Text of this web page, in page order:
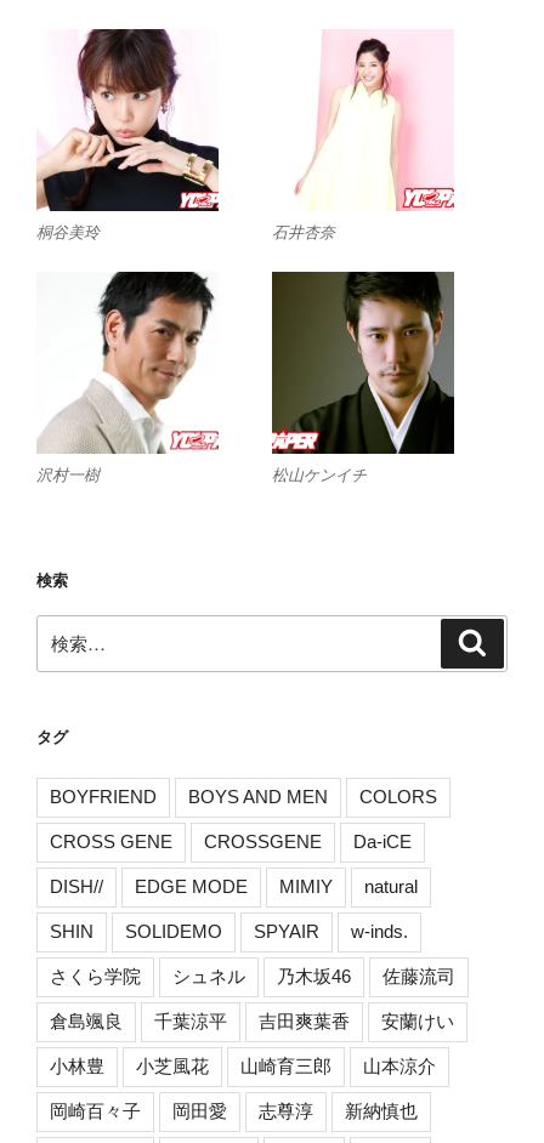
桐谷美玲 石井杏奈
沢村一樹 松山ケンイチ
検索
索:
タグ
BOYFRIEND BOYS AND MEN COLORS
CROSS GENE CROSSGENE Da-iCE
DISH// EDGE MODE MIMIY natural
SHIN SOLIDEMO SPYAIR w-inds.
さくら学院 シュネル 乃木坂46 佐藤流司
倉島颯良 千葉涼平 吉田爽葉香 安蘭けい
小林豊 小芝風花 山崎育三郎 山本涼介
岡崎百々子 岡田愛 志尊淳 新納慎也